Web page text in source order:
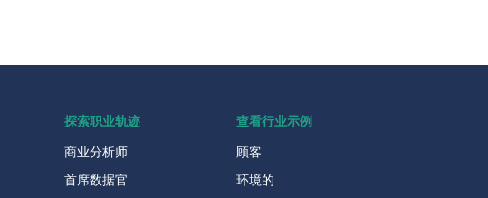
探索职业轨迹
商业分析师
首席数据官
查看行业示例
顾客
环境的